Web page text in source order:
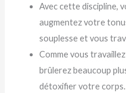
Avec cette discipline,
augmentez votre
souplesse et vous
Comme vous
brûlerez beaucoup
détoxifier votre corps.